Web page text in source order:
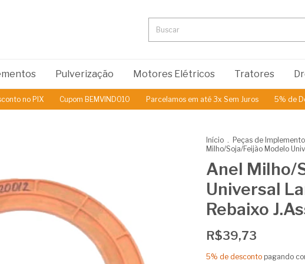
Pulverização Motores Elétricos Tratores
PIX Cupom BEMVINDO10 Parcelamos em até 3x Sem Juros 5% de
Início . Peças de
Milho/Soja/Feijão Modelo
Anel Milho/
Universal
Rebaixo
R$39,73
5% de desconto pagando